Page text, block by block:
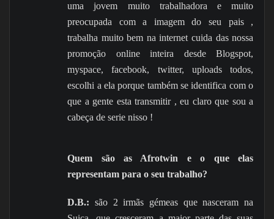
uma jovem muito trabalhadora e muito
preocupada com a imagem do seu pais ,
trabalha muito bem na internet cuida das nossa
promoção online inteira desde Blogspot,
myspace, facebook, twitter, uploads todos,
escolhi a ela porque também se identifica com o
que a gente esta transmitir , eu claro que sou a
cabeça de serie nisso !
Quem são as Afrotwin e o que elas
representam para o seu trabalho?
D.B.: são 2 irmãs gémeas que nasceram na